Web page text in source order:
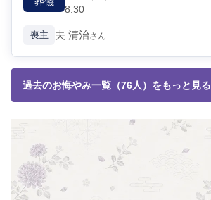
8:30
喪主 夫 清治さん
過去のお悔やみ一覧（76人）をもっと見る